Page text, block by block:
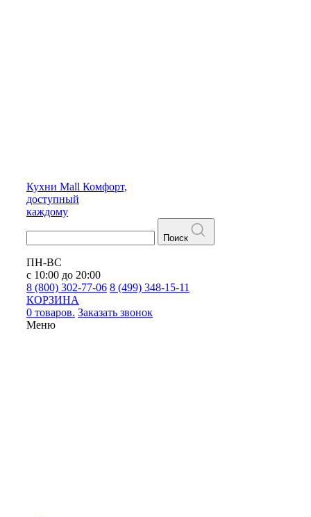
Кухни Mall Комфорт,
доступный
каждому
Поиск
ПН-ВС
с 10:00 до 20:00
8 (800) 302-77-06 8 (499) 348-15-11
КОРЗИНА
0 товаров. Заказать звонок
Меню